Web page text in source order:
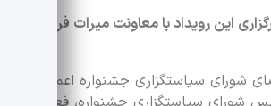
این رویداد با معاونت میراث فرهنگی
شورای سیاستگزاری جشنواره اعم از